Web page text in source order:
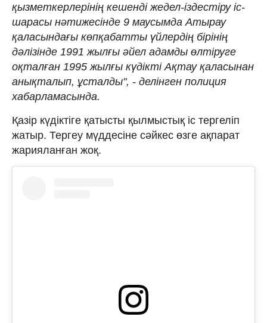
қызметкерлерінің кешенді жедел-іздестіру іс-
шарасы нәтижесінде 9 маусымда Атырау
қаласындағы көпқабатты үйлердің бірінің
дәлізінде 1991 жылғы әйел адамды өлтіруге
оқталған 1995 жылғы күдікті Ақтау қаласынан
анықталып, ұсталды", - делінген полиция
хабарламасында.
Қазір күдіктіге қатысты қылмыстық іс тергеліп
жатыр. Тергеу мүддесіне сәйкес өзге ақпарат
жарияланған жоқ.